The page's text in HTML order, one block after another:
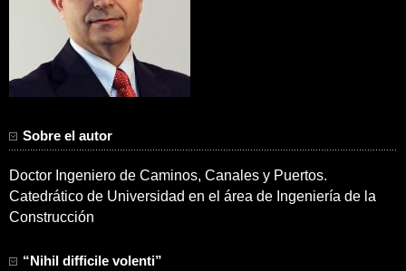
Sobre el autor
Doctor Ingeniero de Caminos, Canales y Puertos.
Catedrático de Universidad en el área de Ingeniería de la
Construcción
“Nihil difficile volenti”